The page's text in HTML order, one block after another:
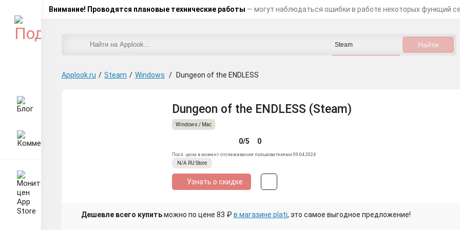
Внимание! Проводятся плановые технические работы — могут наблюдаться ошибки в работе некоторых функций
Applook.ru / Steam / Windows / Dungeon of the ENDLESS
Dungeon of the ENDLESS (Steam)
Windows / Mac
0/5 0
Посл. цена в момент отслеживания пользователями 09.04.2024
N/A RU Store
Узнать о скидке
Дешевле всего купитьможно по цене 83 ₽ в магазине plati, это самое выгодное предложение!